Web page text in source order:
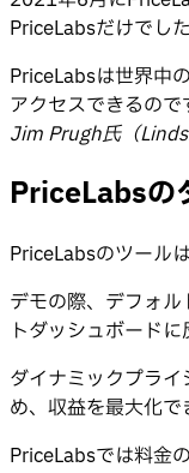
PriceLabsだけでした
PriceLabsは世界中
アクセスできるので
Jim Prugh氏（
PriceLabsの
PriceLabsのツール
デモの際、デフォ
トダッシュボード
ダイナミックプラ
め、収益を最大化で
PriceLabsでは料金